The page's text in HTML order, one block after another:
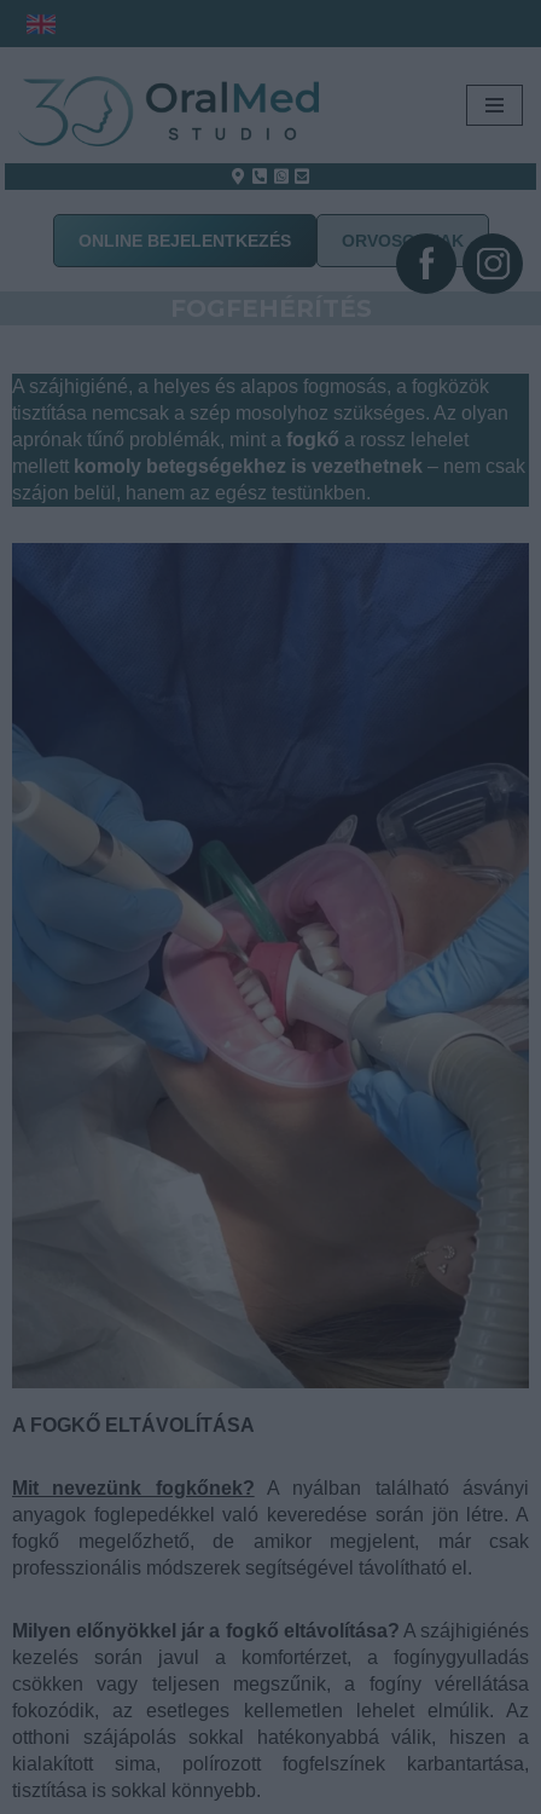
content
ONLINE BEJELENTKEZÉS ORVOSOKNAK
A szájhigiéné, a helyes és alapos fogmosás, a fogközök
tisztítása nemcsak a szép mosolyhoz szükséges. Az olyan
aprónak tűnő problémák, mint a fogkő a rossz lehelet
mellett komoly betegségekhez is vezethetnek – nem csak
szájon belül, hanem az egész testünkben.
A FOGKŐ ELTÁVOLÍTÁSA
Mit nevezünk fogkőnek? A nyálban található ásványi
anyagok foglepedékkel való keveredése során jön létre. A
fogkő megelőzhető, de amikor megjelent, már csak
professzionális módszerek segítségével távolítható el.
Milyen előnyökkel jár a fogkő eltávolítása? A szájhigiénés
kezelés során javul a komfortérzet, a fogínygyulladás
csökken vagy teljesen megszűnik, a fogíny vérellátása
fokozódik, az esetleges kellemetlen lehelet elmúlik. Az
otthoni szájápolás sokkal hatékonyabbá válik, hiszen a
kialakított sima, polírozott fogfelszínek karbantartása,
tisztítása is sokkal könnyebb.